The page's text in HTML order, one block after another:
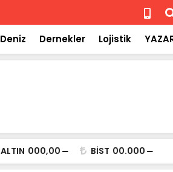
Isuzu'nun
Deniz Dernekler Lojistik
ALTIN 000,00 BİST 00.000